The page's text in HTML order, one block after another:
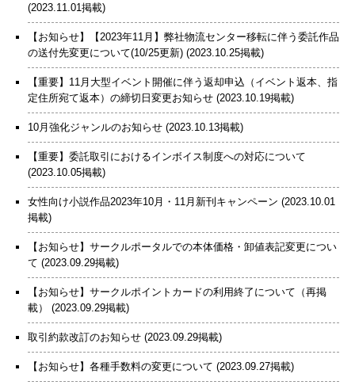
(2023.11.01掲載)
【お知らせ】【2023年11月】弊社物流センター移転に伴う委託作品
の送付先変更について(10/25更新) (2023.10.25掲載)
【重要】11月大型イベント開催に伴う返却申込（イベント返本、指
定住所宛て返本）の締切日変更お知らせ (2023.10.19掲載)
10月強化ジャンルのお知らせ (2023.10.13掲載)
【重要】委託取引におけるインボイス制度への対応について
(2023.10.05掲載)
女性向け小説作品2023年10月・11月新刊キャンペーン (2023.10.01
掲載)
【お知らせ】サークルポータルでの本体価格・卸値表記変更につい
て (2023.09.29掲載)
【お知らせ】サークルポイントカードの利用終了について（再掲
載）
(2023.09.29掲載)
取引約款改訂のお知らせ (2023.09.29掲載)
【お知らせ】各種手数料の変更について (2023.09.27掲載)